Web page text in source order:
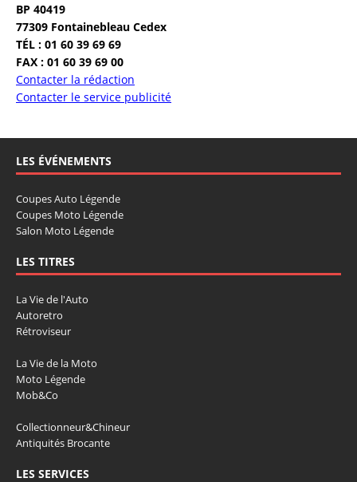
BP 40419
77309 Fontainebleau Cedex
TÉL : 01 60 39 69 69
FAX : 01 60 39 69 00
Contacter la rédaction
Contacter le service publicité
LES ÉVÉNEMENTS
Coupes Auto Légende
Coupes Moto Légende
Salon Moto Légende
LES TITRES
La Vie de l'Auto
Autoretro
Rétroviseur
La Vie de la Moto
Moto Légende
Mob&Co
Collectionneur&Chineur
Antiquités Brocante
LES SERVICES